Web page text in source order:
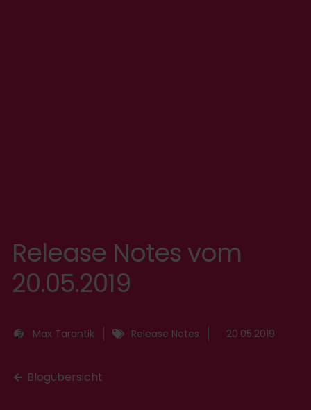
Release Notes vom
20.05.2019
Max Tarantik Release Notes 20.05.2019
Blogübersicht